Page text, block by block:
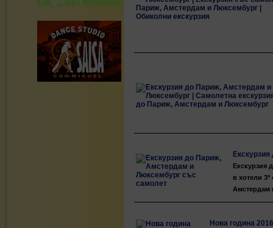
Екскурзия
в хотели
Амстердам
Нова година